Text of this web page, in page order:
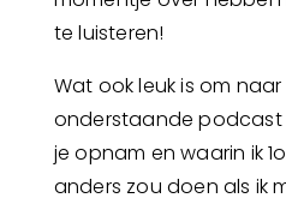
te luisteren!
Wat ook leuk is om
onderstaande podcast
je opnam en waarin ik
anders zou doen als ik